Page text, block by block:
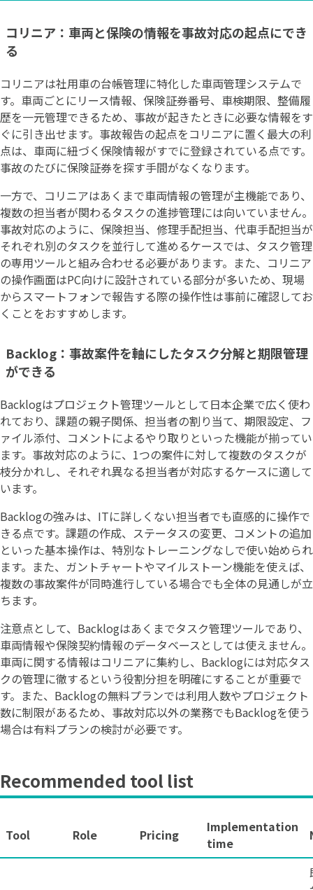
コリニア：車両と保険の情報を事故対応の起点にでき
る
コリニアは社用車の台帳管理に特化した車両管理システムで
す。車両ごとにリース情報、保険証券番号、車検期限、整備履
歴を一元管理できるため、事故が起きたときに必要な情報をす
ぐに引き出せます。事故報告の起点をコリニアに置く最大の利
点は、車両に紐づく保険情報がすでに登録されている点です。
事故のたびに保険証券を探す手間がなくなります。
一方で、コリニアはあくまで車両情報の管理が主機能であり、
複数の担当者が関わるタスクの進捗管理には向いていません。
事故対応のように、保険担当、修理手配担当、代車手配担当が
それぞれ別のタスクを並行して進めるケースでは、タスク管理
の専用ツールと組み合わせる必要があります。また、コリニア
の操作画面はPC向けに設計されている部分が多いため、現場
からスマートフォンで報告する際の操作性は事前に確認してお
くことをおすすめします。
Backlog：事故案件を軸にしたタスク分解と期限管理
ができる
Backlogはプロジェクト管理ツールとして日本企業で広く使わ
れており、課題の親子関係、担当者の割り当て、期限設定、フ
ァイル添付、コメントによるやり取りといった機能が揃ってい
ます。事故対応のように、1つの案件に対して複数のタスクが
枝分かれし、それぞれ異なる担当者が対応するケースに適して
います。
Backlogの強みは、ITに詳しくない担当者でも直感的に操作で
きる点です。課題の作成、ステータスの変更、コメントの追加
といった基本操作は、特別なトレーニングなしで使い始められ
ます。また、ガントチャートやマイルストーン機能を使えば、
複数の事故案件が同時進行している場合でも全体の見通しが立
ちます。
注意点として、Backlogはあくまでタスク管理ツールであり、
車両情報や保険契約情報のデータベースとしては使えません。
車両に関する情報はコリニアに集約し、Backlogには対応タス
クの管理に徹するという役割分担を明確にすることが重要で
す。また、Backlogの無料プランでは利用人数やプロジェクト
数に制限があるため、事故対応以外の業務でもBacklogを使う
場合は有料プランの検討が必要です。
Recommended tool list
Tool Role Pricing
Implementation
time